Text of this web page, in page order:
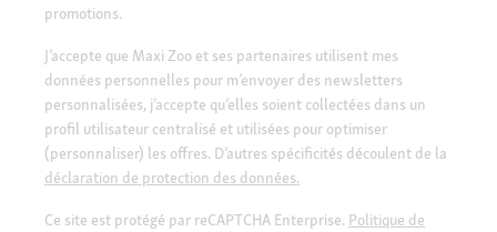
promotions.
J’accepte que Maxi Zoo et ses partenaires utilisent mes
données personnelles pour m’envoyer des newsletters
personnalisées, j’accepte qu’elles soient collectées dans un
profil utilisateur centralisé et utilisées pour optimiser
(personnaliser) les offres. D’autres spécificités découlent de la
déclaration de protection des données.
Ce site est protégé par reCAPTCHA Enterprise. Politique de